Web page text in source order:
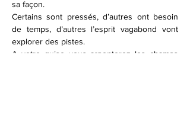
sa façon.
Certains sont pressés, d’autres ont besoin
de temps, d’autres l’esprit vagabond vont
explorer des pistes.
A votre guise vous arpenterez les champs